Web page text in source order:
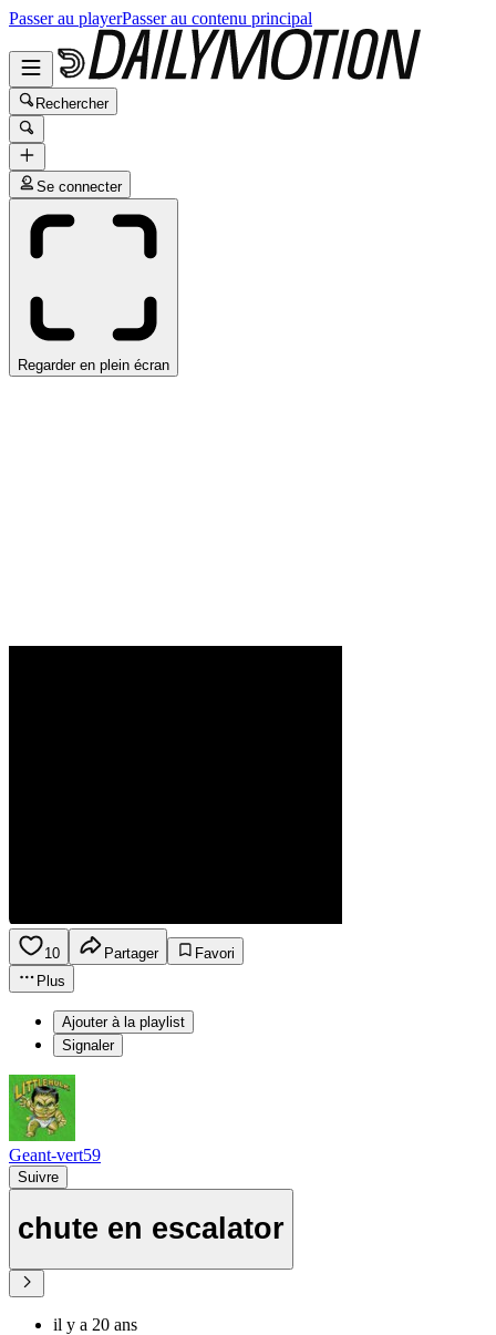
Passer au playerPasser au contenu principal
Rechercher
Se connecter
Regarder en plein écran
10 Partager
Favori
Plus
Ajouter à la playlist
Signaler
Geant-vert59
Suivre
chute en escalator
il y a 20 ans